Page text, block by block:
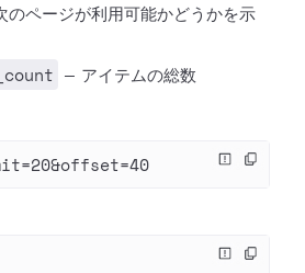
のページが利用可能かどうかを示
— アイテムの総数